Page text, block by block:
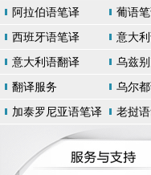
阿拉伯语笔译
葡语
西班牙语笔译
意大
意大利语翻译
乌兹
翻译服务
乌尔
加泰罗尼亚语笔译
老挝